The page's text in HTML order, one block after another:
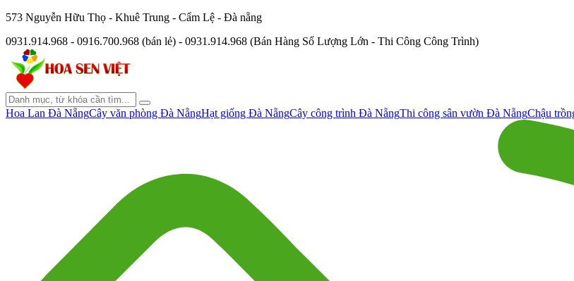
573 Nguyễn Hữu Thọ - Khuê Trung - Cẩm Lệ - Đà nẵng
0931.914.968 - 0916.700.968 (bán lẻ) - 0931.914.968 (Bán Hàng Số Lượng Lớn - Thi Công Công Trình)
Hoa Lan Đà NẵngCây văn phòng Đà NẵngHạt giống Đà NẵngCây công trình Đà NẵngThi công sân vườn Đà NẵngChậu